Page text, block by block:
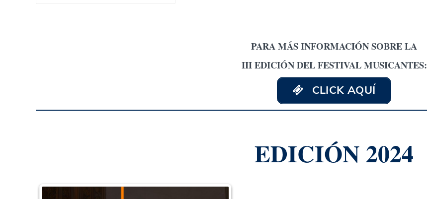
PARA MÁS INFORMACIÓN SOBRE LA
III EDICIÓN DEL FESTIVAL MUSICANTES:
CLICK AQUÍ
EDICIÓN 2024